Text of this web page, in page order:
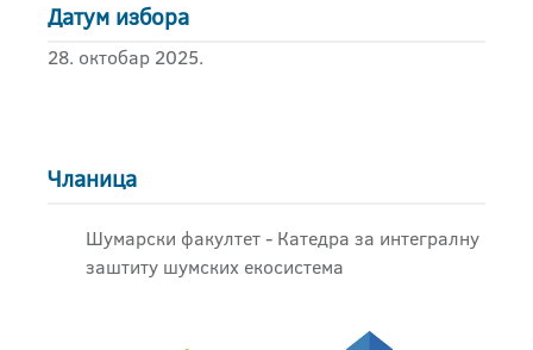
Датум избора
28. октобар 2025.
Чланица
Шумарски факултет - Катедра за интегралну
заштиту шумских екосистема